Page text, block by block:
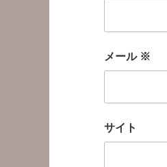
メール ※
サイト